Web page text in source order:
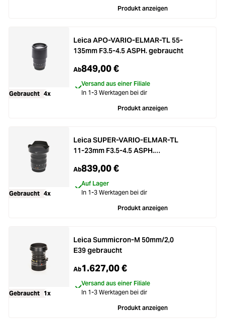
Produkt anzeigen
Gebraucht 4x
Leica APO-VARIO-ELMAR-TL 55-
135mm F3.5-4.5 ASPH. gebraucht
Ab849,00 €
Versand aus einer Filiale
In 1-3 Werktagen bei dir
Produkt anzeigen
Gebraucht 4x
Leica SUPER-VARIO-ELMAR-TL
11-23mm F3.5-4.5 ASPH.
Ab839,00 €
Auf Lager
In 1-3 Werktagen bei dir
Produkt anzeigen
Gebraucht 1x
Leica Summicron-M 50mm/2,0
E39 gebraucht
Ab1.627,00 €
Versand aus einer Filiale
In 1-3 Werktagen bei dir
Produkt anzeigen